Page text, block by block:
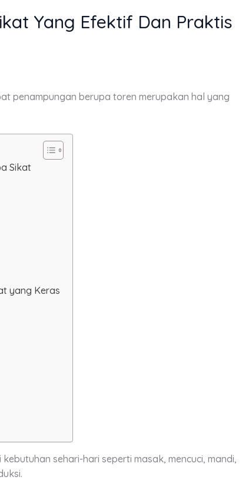
Yang Efektif Dan Praktis
penampungan berupa toren merupakan hal yang
Sikat
yang Keras
sehari-hari seperti masak, mencuci, mandi,